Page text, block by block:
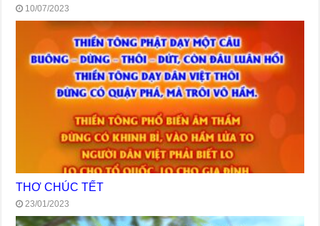
10/07/2023
THƠ CHÚC TẾT
23/01/2023